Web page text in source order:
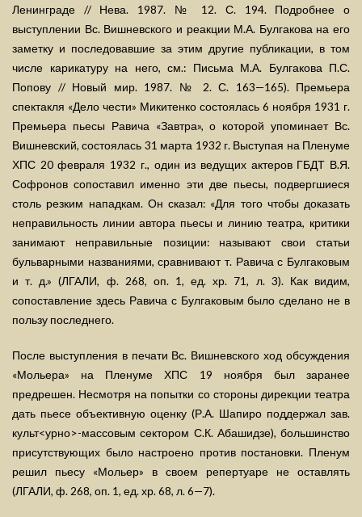
Ленинграде // Нева. 1987. № 12. С. 194. Подробнее о
выступлении Вс. Вишневского и реакции М.А. Булгакова на его
заметку и последовавшие за этим другие публикации, в том
числе карикатуру на него, см.: Письма М.А. Булгакова П.С.
Попову // Новый мир. 1987. № 2. С. 163—165). Премьера
спектакля «Дело чести» Микитенко состоялась 6 ноября 1931 г.
Премьера пьесы Равича «Завтра», о которой упоминает Вс.
Вишневский, состоялась 31 марта 1932 г. Выступая на Пленуме
ХПС 20 февраля 1932 г., один из ведущих актеров ГБДТ В.Я.
Софронов сопоставил именно эти две пьесы, подвергшиеся
столь резким нападкам. Он сказал: «Для того чтобы доказать
неправильность линии автора пьесы и линию театра, критики
занимают неправильные позиции: называют свои статьи
бульварными названиями, сравнивают т. Равича с Булгаковым
и т. д.» (ЛГАЛИ, ф. 268, оп. 1, ед. хр. 71, л. 3). Как видим,
сопоставление здесь Равича с Булгаковым было сделано не в
пользу последнего.
После выступления в печати Вс. Вишневского ход обсуждения
«Мольера» на Пленуме ХПС 19 ноября был заранее
предрешен. Несмотря на попытки со стороны дирекции театра
дать пьесе объективную оценку (Р.А. Шапиро поддержал зав.
культ<урно>-массовым сектором С.К. Абашидзе), большинство
присутствующих было настроено против постановки. Пленум
решил пьесу «Мольер» в своем репертуаре не оставлять
(ЛГАЛИ, ф. 268, оп. 1, ед. хр. 68, л. 6—7).